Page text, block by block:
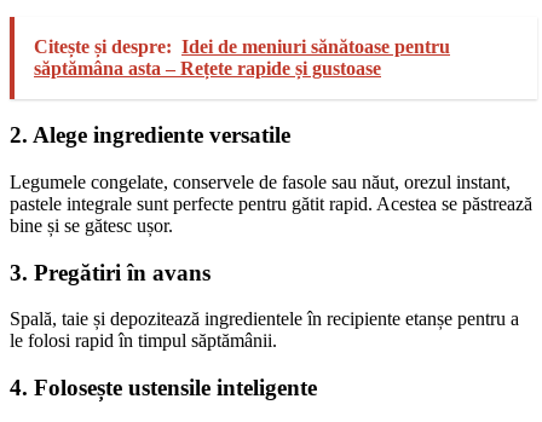
Citește și despre: Idei de meniuri sănătoase pentru
săptămâna asta – Rețete rapide și gustoase
2. Alege ingrediente versatile
Legumele congelate, conservele de fasole sau năut, orezul instant,
pastele integrale sunt perfecte pentru gătit rapid. Acestea se păstrează
bine și se gătesc ușor.
3. Pregătiri în avans
Spală, taie și depozitează ingredientele în recipiente etanșe pentru a
le folosi rapid în timpul săptămânii.
4. Folosește ustensile inteligente